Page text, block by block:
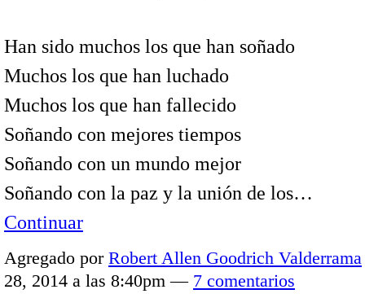
Han sido muchos los que han soñado
Muchos los que han luchado
Muchos los que han fallecido
Soñando con mejores tiempos
Soñando con un mundo mejor
Soñando con la paz y la unión de los…
Continuar
Agregado por Robert Allen Goodrich Valderrama
28, 2014 a las 8:40pm — 7 comentarios